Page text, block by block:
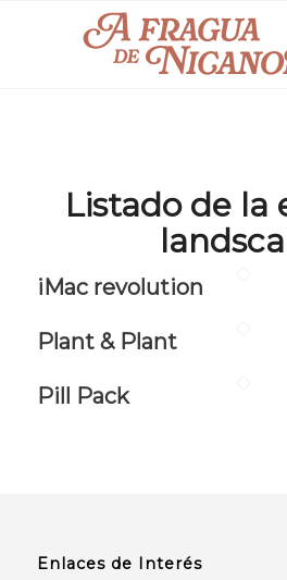
Listado de la
iMac revolution
Plant & Plant
Pill Pack
Enlaces de Interés